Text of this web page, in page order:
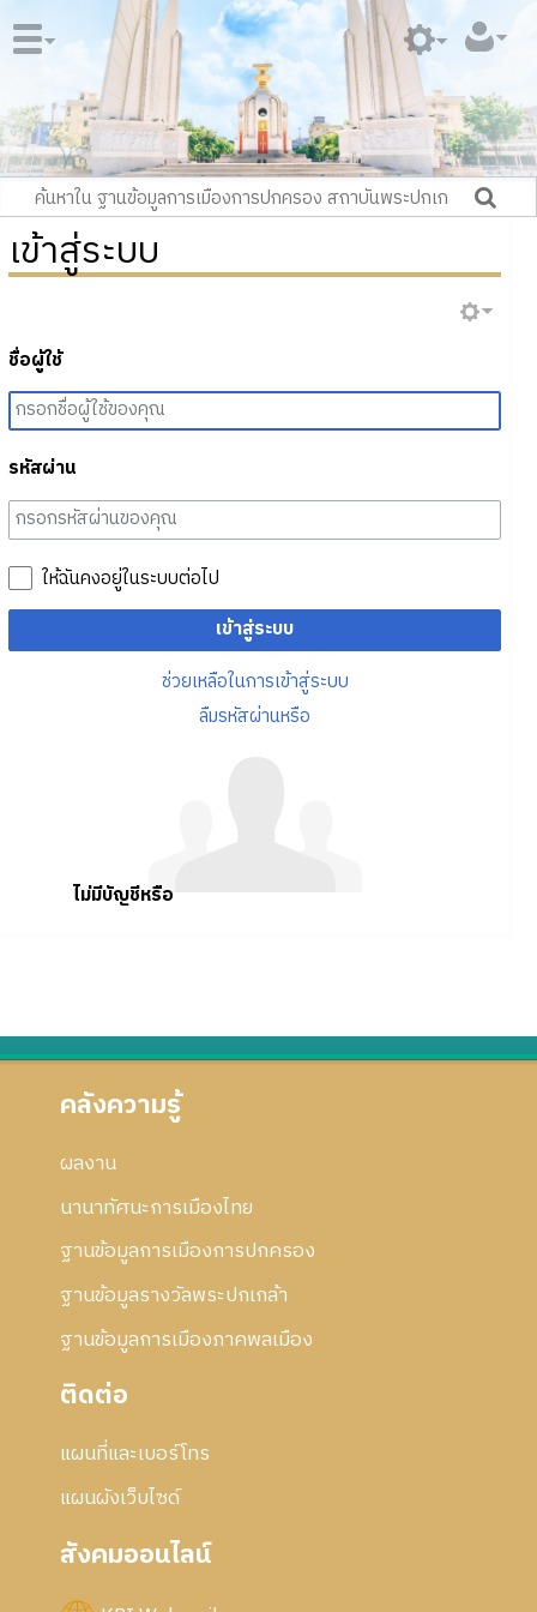
เข้าสู่ระบบ
ชื่อผู้ใช้
รหัสผ่าน
ให้ฉันคงอยู่ในระบบต่อไป
เข้าสู่ระบบ
ช่วยเหลือในการเข้าสู่ระบบ
ลืมรหัสผ่านหรือ
ไม่มีบัญชีหรือ
คลังความรู้
ผลงาน
นานาทัศนะการเมืองไทย
ฐานข้อมูลการเมืองการปกครอง
ฐานข้อมูลรางวัลพระปกเกล้า
ฐานข้อมูลการเมืองภาคพลเมือง
ติดต่อ
แผนที่และเบอร์โทร
แผนผังเว็บไซด์
สังคมออนไลน์